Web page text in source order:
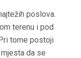
poslova.
terenu i pod
tome postoji
da se